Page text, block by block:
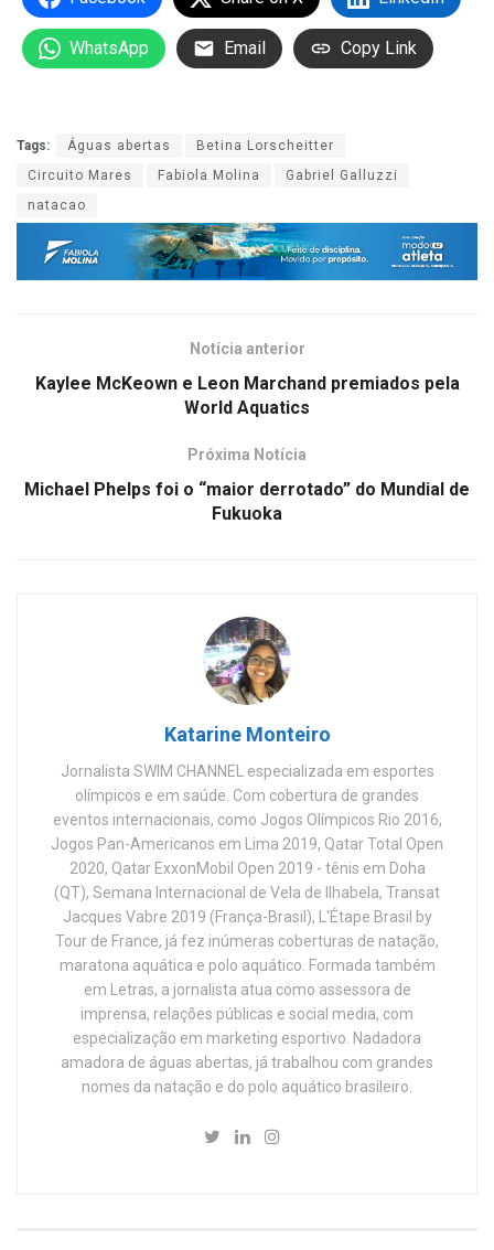
WhatsApp Email Copy Link
Tags: Águas abertas
Betina Lorscheitter
Circuito Mares
Fabiola Molina
Gabriel Galluzzi
natacao
Notícia anterior
Kaylee McKeown e Leon Marchand premiados pela
World Aquatics
Próxima Notícia
Michael Phelps foi o “maior derrotado” do Mundial de
Fukuoka
Katarine Monteiro
Jornalista SWIM CHANNEL especializada em esportes
olímpicos e em saúde. Com cobertura de grandes
eventos internacionais, como Jogos Olímpicos Rio 2016,
Jogos Pan-Americanos em Lima 2019, Qatar Total Open
2020, Qatar ExxonMobil Open 2019 - tênis em Doha
(QT), Semana Internacional de Vela de Ilhabela, Transat
Jacques Vabre 2019 (França-Brasil), L'Étape Brasil by
Tour de France, já fez inúmeras coberturas de natação,
maratona aquática e polo aquático. Formada também
em Letras, a jornalista atua como assessora de
imprensa, relações públicas e social media, com
especialização em marketing esportivo. Nadadora
amadora de águas abertas, já trabalhou com grandes
nomes da natação e do polo aquático brasileiro.